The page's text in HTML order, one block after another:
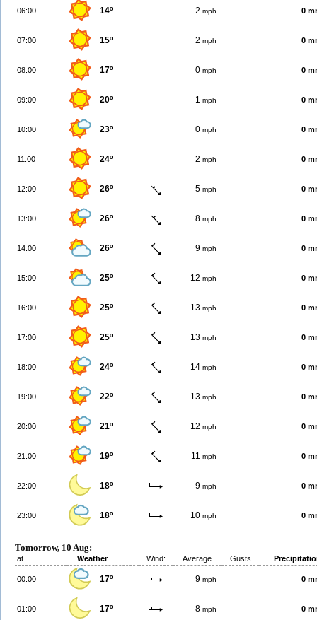
06:00 14º 2 mph 0
07:00 15º 2 mph 0
08:00 17º 0 mph 0
09:00 20º 1 mph 0
10:00 23º 0 mph 0
11:00 24º 2 mph 0
12:00 26º 5 mph 0
13:00 26º 8 mph 0
14:00 26º 9 mph 0
15:00 25º 12 mph 0
16:00 25º 13 mph 0
17:00 25º 13 mph 0
18:00 24º 14 mph 0
19:00 22º 13 mph 0
20:00 21º 12 mph 0
21:00 19º 11 mph 0
22:00 18º 9 mph 0
23:00 18º 10 mph 0
Tomorrow, 10 Aug:
at Weather Wind: Average Gusts
00:00 17º 9 mph 0
01:00 17º 8 mph 0